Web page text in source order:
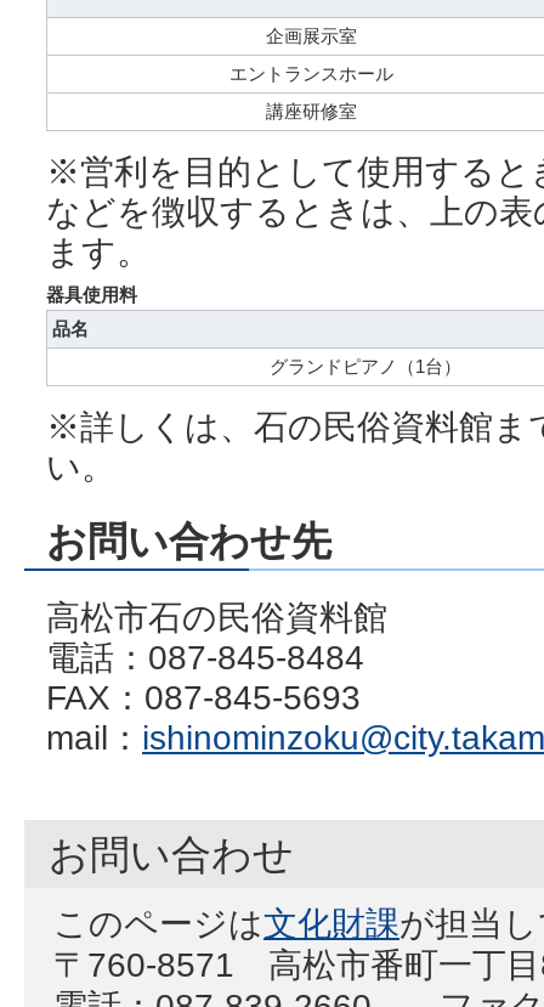
企画展示室
エントランスホール
講座研修室
※営利を目的として使用すると
などを徴収するときは、上の
ます。
器具使用料
品名
グランドピアノ（1台）
※詳しくは、石の民俗資料館ま
い。
お問い合わせ先
高松市石の民俗資料館
電話：087-845-8484
FAX：087-845-5693
mail：
お問い合わせ
このページは文化財課が担当
〒760-8571 高松市番町一丁